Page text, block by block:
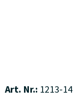
Art. Nr.: 1213-14